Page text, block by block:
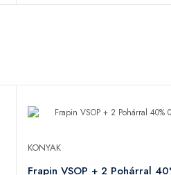
KONYAK
Frapin VSOP + 2 Pohárral